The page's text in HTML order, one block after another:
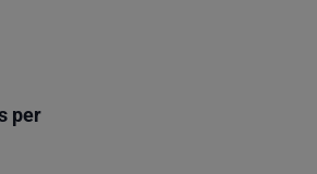
per